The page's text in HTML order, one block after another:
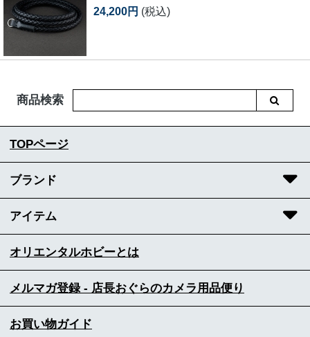
24,200円 (税込)
商品検索
TOPページ
ブランド
アイテム
オリエンタルホビーとは
メルマガ登録 - 店長おぐらのカメラ用品便り
お買い物ガイド